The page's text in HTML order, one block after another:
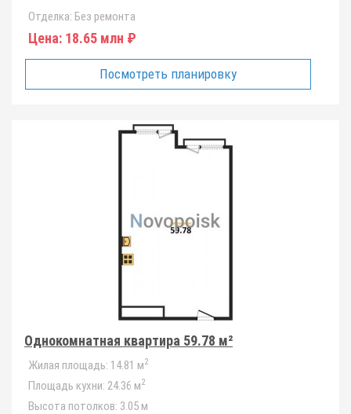
Отделка: Без ремонта
Цена: 18.65 млн ₽
Посмотреть планировку
Однокомнатная квартира 59.78 м²
Жилая площадь: 14.81 м2
Площадь кухни: 24.36 м2
Высота потолков: 3.05 м